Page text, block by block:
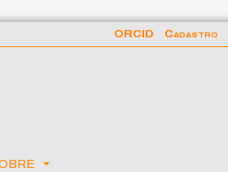
ORCID Cadastro